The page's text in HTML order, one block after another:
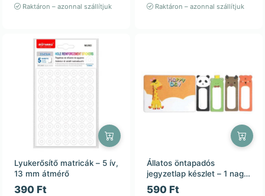
Raktáron – azonnal szállítjuk
Raktáron – azonnal szállítjuk
Lyukerősítő matricák – 5 ív,
13 mm átmérő
390 Ft
Állatos öntapadós
jegyzetlap készlet – 1 nagy
+ 4 mini tömb
590 Ft